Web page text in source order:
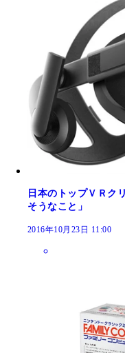
日本のトップＶＲク
そうなこと」
2016年10月23日 11:00